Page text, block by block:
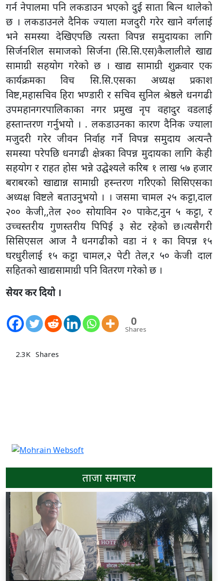
गर्न नेपालमा पनि लकडाउन भएको दुई साता बित्न थालेको
छ । लकडाउनले दैनिक ज्याला मजदुरी गरेर खाने वर्गलाई
भने समस्या देखिएपछि त्यस्ता विपन्न समुदायका लागि
सिर्जनशिल समाजको सिर्जना (सि.सि.एस)कैलालीले खाद्य
सामाग्री सहयोग गरेको छ । खाद्य सामाग्री शुक्रवार एक
कार्यक्रमका विच सि.सि.एसका अध्यक्ष प्रकाश
विष्ट,महासचिव हिरा भण्डारी र सचिव सुनिल श्रेष्ठले धनगढी
उपमहानगरपालिकाका नगर प्रमुख नृप वहादुर वडलाई
हस्तान्तरण गर्नुभयो । . लकडाउनका कारण दैनिक ज्याला
मजुदरी गरेर जीवन निर्वाह गर्ने विपन्न समुदाय अत्यन्तै
समस्या परेपछि धनगढी क्षेत्रका विपन्न मुदायका लागि केही
सहयोग र राहत होस भन्ने उद्घेश्यले करिब १ लाख ५७ हजार
बराबरको खाद्यान्न सामाग्री हस्न्तरण गरिएको सिसिएसका
अध्यक्ष विष्टले बताउनुभयो । । जसमा चामल २५ कट्टा,दाल
२०० केजी,,तेल २०० सोयाविन २० पाकेट,नुन ५ कट्टा, र
उच्चस्तरीय गुणस्तरीय पिपिई ३ सेट रहेको छ।त्यसैगरी
सिसिएसल आज नै धनगढीको वडा नं १ का विपन्न १५
घरधुरीलाई १५ कट्टा चामल,२ पेटी तेल,र ५० केजी दाल
सहितको खाद्यसामाग्री पनि वितरण गरेको छ ।
सेयर कर दियो ।
0
Shares
2.3K Shares
ताजा समाचार